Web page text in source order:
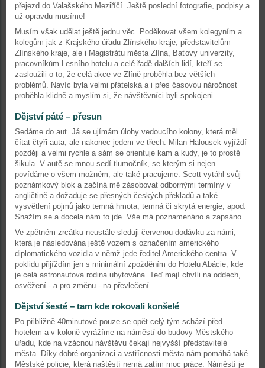
přejezd do Valašského Meziříčí. Ještě poslední fotografie, podpisy a
už opravdu musíme!
Musím však udělat ještě jednu věc. Poděkovat všem kolegyním a
kolegům jak z Krajského úřadu Zlínského kraje, představitelům
Zlínského kraje, ale i Magistrátu města Zlína, Baťovy univerzity,
pracovníkům Lesního hotelu a celé řadě dalších lidí, kteří se
zasloužili o to, že celá akce ve Zlíně proběhla bez větších
problémů. Navíc byla velmi přátelská a i přes časovou náročnost
proběhla klidně a myslím si, že návštěvníci byli spokojeni.
Dějství páté – přesun
Sedáme do aut. Já se ujímám úlohy vedoucího kolony, která měl
čítat čtyři auta, ale nakonec jedem ve třech. Milan Halousek vyjíždí
později a velmi rychle a sám se orientuje kam a kudy, je to prostě
šikula. V autě se mnou sedí tlumočník, se kterým si nejen
povídáme o všem možném, ale také pracujeme. Scott vytáhl svůj
poznámkový blok a začíná mě zásobovat odbornými termíny v
angličtině a dožaduje se přesných českých překladů a také
vysvětlení pojmů jako temná hmota, temná či skrytá energie, apod.
Snažím se a docela nám to jde. Vše má poznamenáno a zapsáno.
Ve zpětném zrcátku neustále sleduji červenou dodávku za námi,
která je následována ještě vozem s označením amerického
diplomatického vozidla v němž jede ředitel Amerického centra. V
poklidu přijíždím jen s minimální zpožděním do Hotelu Abácie, kde
je celá astronautova rodina ubytována. Teď mají chvíli na oddech,
osvěžení - a pro změnu - na převlečení.
Dějství šesté – tam kde rokovali konšelé
Po přibližně 40minutové pouze se opět celý tým schází před
hotelem a v koloně vyrážíme na náměstí do budovy Městského
úřadu, kde na vzácnou návštěvu čekají nejvyšší představitelé
města. Díky dobré organizaci a vstřícnosti města nám pomáhá také
Městské policie, která naštěstí nemá zatím moc práce. Náměstí je